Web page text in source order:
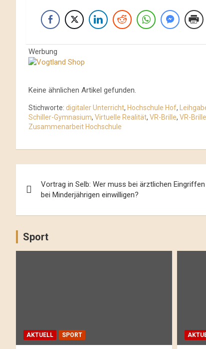
Werbung
Keine ähnlichen Artikel gefunden.
Stichworte: digitaler Unterricht, Hochschule Hof,
Schiller-Gymnasium, Virtuelle Realität, VR-Brille, VR-
Zusammenarbeit Hochschule
Navigation
Vortrag in Selb: Wer muss bei ärztlichen Eingriffen
bei Minderjährigen einwilligen?
Sport
AKTUELL SPORT